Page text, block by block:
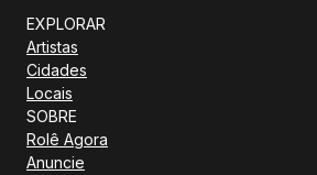
EXPLORAR
Artistas
Cidades
Locais
SOBRE
Rolê Agora
Anuncie